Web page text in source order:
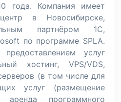
года. Компания имеет
в Новосибирске,
партнёром 1C,
по программе SPLA.
услуг
хостинг, VPS/VDS,
(в том числе для
услуг (размещение
программного